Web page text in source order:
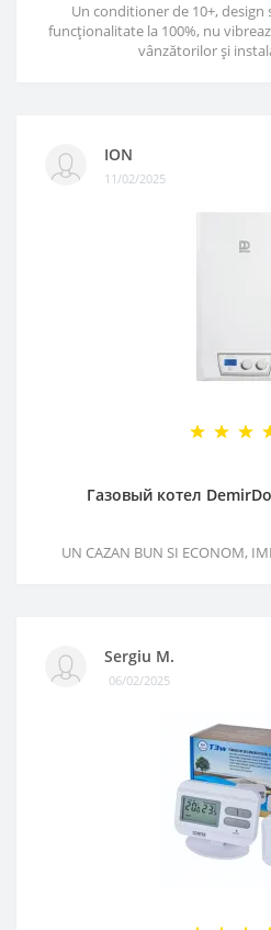
Un conditioner de 10+,
funcționalitate la 100%, nu
vânzătorilor și
ION
11/02/2025
Газовый котел
UN CAZAN BUN SI ECONOM,
Sergiu M.
06/02/2025